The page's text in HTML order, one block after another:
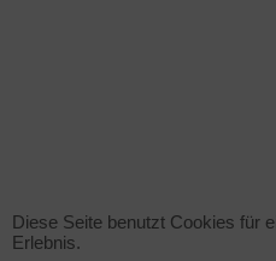
Diese Seite benutzt Cookies für
Erlebnis.